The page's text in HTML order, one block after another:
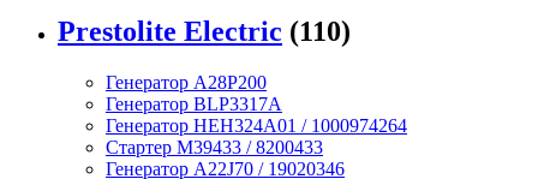
Prestolite Electric (110)
Генератор A28P200
Генератор BLP3317A
Генератор HEH324A01 / 1000974264
Стартер M39433 / 8200433
Генератор A22J70 / 19020346